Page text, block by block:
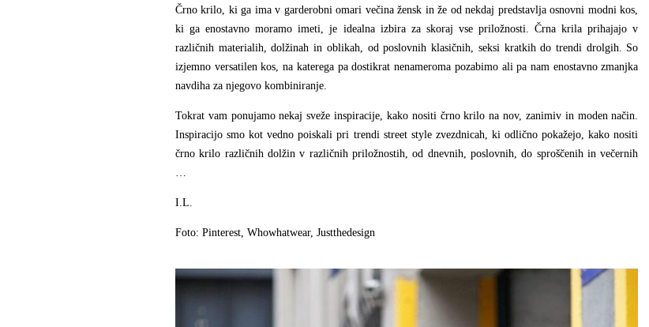
Črno krilo, ki ga ima v garderobni omari večina žensk in že od nekdaj predstavlja osnovni modni kos,
ki ga enostavno moramo imeti, je idealna izbira za skoraj vse priložnosti. Črna krila prihajajo v
različnih materialih, dolžinah in oblikah, od poslovnih klasičnih, seksi kratkih do trendi drolgih. So
izjemno versatilen kos, na katerega pa dostikrat nenameroma pozabimo ali pa nam enostavno zmanjka
navdiha za njegovo kombiniranje.
Tokrat vam ponujamo nekaj sveže inspiracije, kako nositi črno krilo na nov, zanimiv in moden način.
Inspiracijo smo kot vedno poiskali pri trendi street style zvezdnicah, ki odlično pokažejo, kako nositi
črno krilo različnih dolžin v različnih priložnostih, od dnevnih, poslovnih, do sproščenih in večernih
…
I.L.
Foto: Pinterest, Whowhatwear, Justthedesign